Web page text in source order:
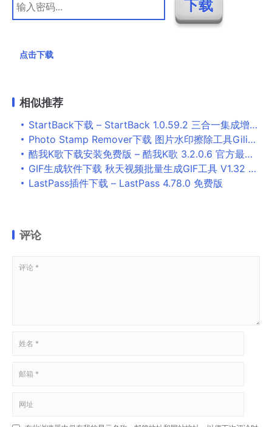
点击下载
相似推荐
StartBack下载 – StartBack 1.0.59.2 三合一集成增强版 –
Photo Stamp Remover下载 图片水印擦除工具GiliSoft Photo Stamp Remover Pro v5.0.0 中文绿色版
酷我K歌下载安装免费版 – 酷我K歌 3.2.0.6 官方最新版
GIF生成软件下载 秋天视频批量生成GIF工具 V1.32 中文安装版
LastPass插件下载 – LastPass 4.78.0 免费版
评论